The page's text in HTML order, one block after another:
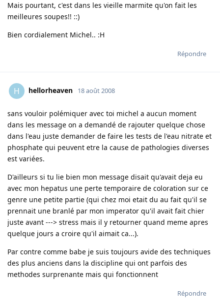
Mais pourtant, c'est dans les vieille marmite qu'on fait les
meilleures soupes!! ::)
Bien cordialement Michel.. :H
Répondre
H hellorheaven 18 août 2008
sans vouloir polémiquer avec toi michel a aucun moment
dans les message on a demandé de rajouter quelque chose
dans l'eau juste demander de faire les tests de l'eau nitrate et
phosphate qui peuvent etre la cause de pathologies diverses
est variées.
D'ailleurs si tu lie bien mon message disait qu'avait deja eu
avec mon hepatus une perte temporaire de coloration sur ce
genre une petite partie (qui chez moi etait du au fait qu'il se
prennait une branlé par mon imperator qu'il avait fait chier
juste avant ---> stress mais il y retourner quand meme apres
quelque jours a croire qu'il aimait ca...).
Par contre comme babe je suis toujours avide des techniques
des plus anciens dans la discipline qui ont parfois des
methodes surprenante mais qui fonctionnent
Répondre